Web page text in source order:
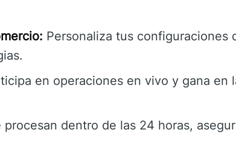
Personaliza tus configuraciones
en operaciones en vivo y gana en
procesan dentro de las 24 horas,